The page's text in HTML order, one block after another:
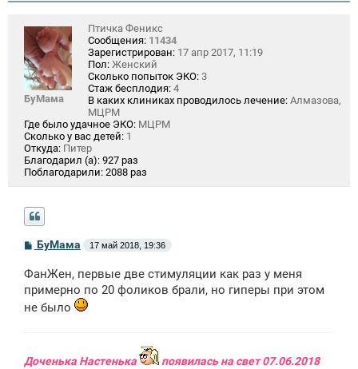
БуМама
Птичка Феникс
Сообщения: 11434
Зарегистрирован: 17 апр 2017, 11:19
Пол: Женский
Сколько попыток ЭКО: 3
Стаж бесплодия: 4
В каких клиниках проводилось лечение: Алмазова,
МЦРМ
Где было удачное ЭКО: МЦРМ
Сколько у вас детей: 1
Откуда: Питер
Благодарил (а): 927 раз
Поблагодарили: 2088 раз
С
о
б
щ
е
н
БуМама 17 май 2018, 19:36
ФанЖен, первые две стимуляции как раз у меня
примерно по 20 фоликов брали, но гиперы при этом
не было
Доченька Настенька появилась на свет 07.06.2018